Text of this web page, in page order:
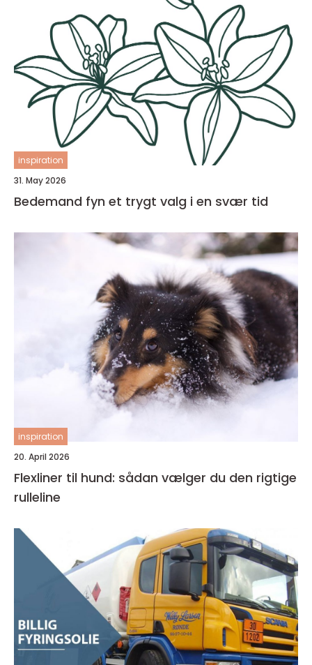
inspiration
31. May 2026
Bedemand fyn et trygt valg i en svær tid
inspiration
20. April 2026
Flexliner til hund: sådan vælger du den rigtige
rulleline